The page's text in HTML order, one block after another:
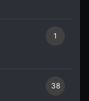
1
38